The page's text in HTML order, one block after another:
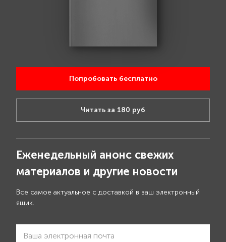
Попробовать бесплатно
Читать за 180 руб
Еженедельный анонс свежих
материалов и другие новости
Все самое актуальное с доставкой в ваш электронный
ящик.